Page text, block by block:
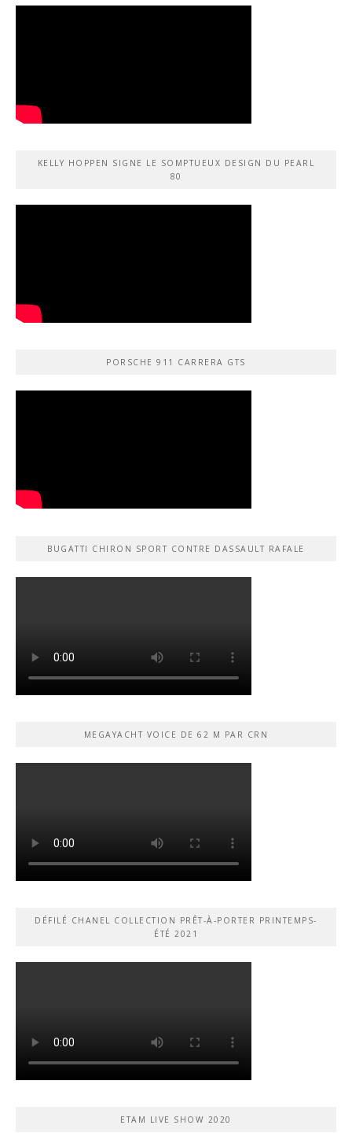
KELLY HOPPEN SIGNE LE SOMPTUEUX DESIGN DU PEARL
80
PORSCHE 911 CARRERA GTS
BUGATTI CHIRON SPORT CONTRE DASSAULT RAFALE
MEGAYACHT VOICE DE 62 M PAR CRN
DÉFILÉ CHANEL COLLECTION PRÊT-À-PORTER PRINTEMPS-
ÉTÉ 2021
ETAM LIVE SHOW 2020